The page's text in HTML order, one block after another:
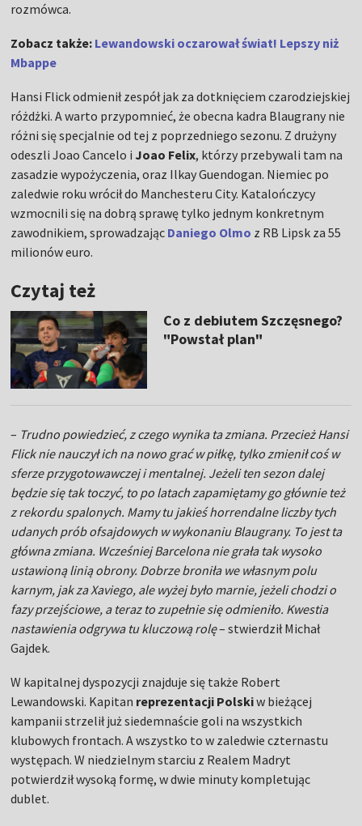
rozmówca.
Zobacz także: Lewandowski oczarował świat! Lepszy niż
Mbappe
Hansi Flick odmienił zespół jak za dotknięciem czarodziejskiej
różdżki. A warto przypomnieć, że obecna kadra Blaugrany nie
różni się specjalnie od tej z poprzedniego sezonu. Z drużyny
odeszli Joao Cancelo i Joao Felix, którzy przebywali tam na
zasadzie wypożyczenia, oraz Ilkay Guendogan. Niemiec po
zaledwie roku wrócił do Manchesteru City. Katalończycy
wzmocnili się na dobrą sprawę tylko jednym konkretnym
zawodnikiem, sprowadzając Daniego Olmo z RB Lipsk za 55
milionów euro.
Czytaj też
Co z debiutem Szczęsnego?
"Powstał plan"
– Trudno powiedzieć, z czego wynika ta zmiana. Przecież Hansi
Flick nie nauczył ich na nowo grać w piłkę, tylko zmienił coś w
sferze przygotowawczej i mentalnej. Jeżeli ten sezon dalej
będzie się tak toczyć, to po latach zapamiętamy go głównie też
z rekordu spalonych. Mamy tu jakieś horrendalne liczby tych
udanych prób ofsajdowych w wykonaniu Blaugrany. To jest ta
główna zmiana. Wcześniej Barcelona nie grała tak wysoko
ustawioną linią obrony. Dobrze broniła we własnym polu
karnym, jak za Xaviego, ale wyżej było marnie, jeżeli chodzi o
fazy przejściowe, a teraz to zupełnie się odmieniło. Kwestia
nastawienia odgrywa tu kluczową rolę– stwierdził Michał
Gajdek.
W kapitalnej dyspozycji znajduje się także Robert
Lewandowski. Kapitan reprezentacji Polskiw bieżącej
kampanii strzelił już siedemnaście goli na wszystkich
klubowych frontach. A wszystko to w zaledwie czternastu
występach. W niedzielnym starciu z Realem Madryt
potwierdził wysoką formę, w dwie minuty kompletując
dublet.